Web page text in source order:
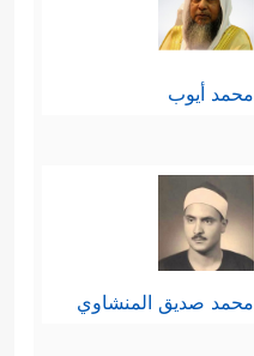
محمد أيوب
محمد صديق المنشاوي